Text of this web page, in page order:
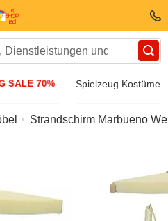
SALE 70% Spielzeug Kostüme
Strandschirm Marbueno